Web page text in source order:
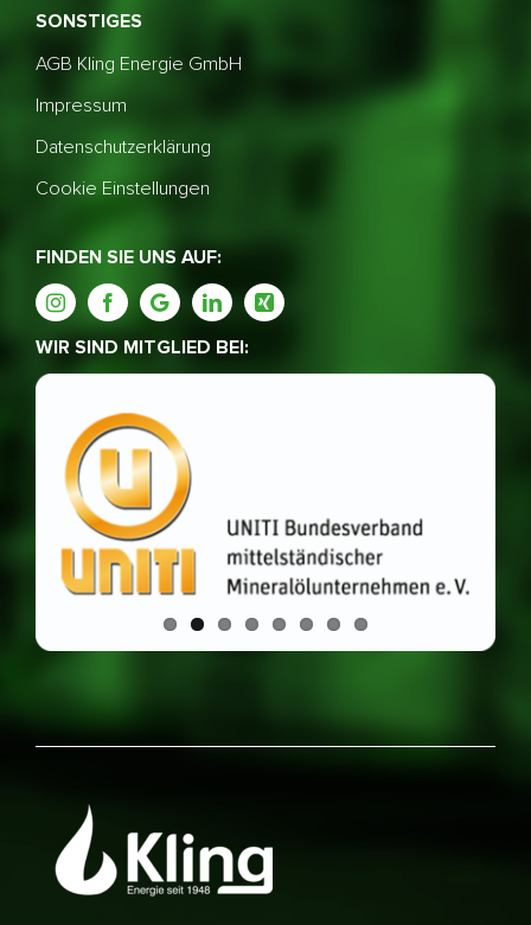
SONSTIGES
AGB Kling Energie GmbH
Impressum
Datenschutzerklärung
Cookie Einstellungen
FINDEN SIE UNS AUF:
WIR SIND MITGLIED BEI: